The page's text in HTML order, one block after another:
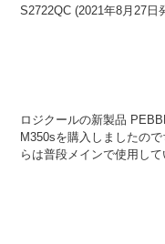
S2722QC (2021年8月27日
ロジクールの新製品
M350sを購入しましたの
らは普段メインで使用し